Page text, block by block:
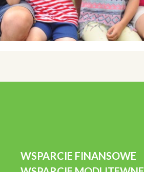
WSPARCIE FINANSOWE